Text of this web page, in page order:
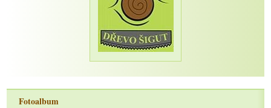
Fotoalbum